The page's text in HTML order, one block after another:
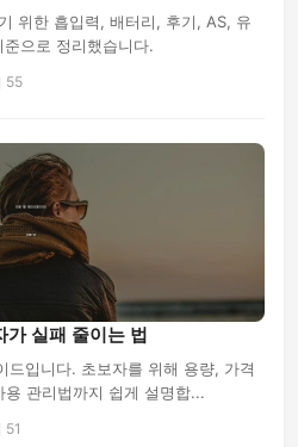
위한 흡입력, 배터리, 후기, AS, 유
으로 정리했습니다.
55
가 실패 줄이는 법
입니다. 초보자를 위해 용량, 가격
관리법까지 쉽게 설명합...
51